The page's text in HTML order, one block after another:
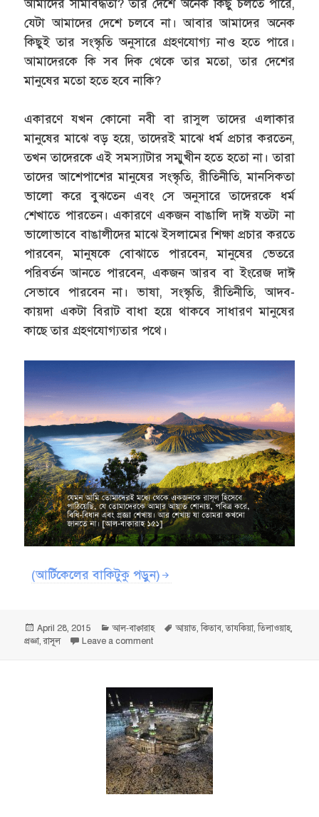
আমাদের সীমাবদ্ধতা? তার দেশে অনেক কিছু চলতে পারে,
যেটা আমাদের দেশে চলবে না। আবার আমাদের অনেক
কিছুই তার সংস্কৃতি অনুসারে গ্রহণযোগ্য নাও হতে পারে।
আমাদেরকে কি সব দিক থেকে তার মতো, তার দেশের
মানুষের মতো হতে হবে নাকি?
একারণে যখন কোনো নবী বা রাসুল তাদের এলাকার
মানুষের মাঝে বড় হয়ে, তাদেরই মাঝে ধর্ম প্রচার করতেন,
তখন তাদেরকে এই সমস্যাটার সম্মুখীন হতে হতো না। তারা
তাদের আশেপাশের মানুষের সংস্কৃতি, রীতিনীতি, মানসিকতা
ভালো করে বুঝতেন এবং সে অনুসারে তাদেরকে ধর্ম
শেখাতে পারতেন। একারণে একজন বাঙালি দাঈ যতটা না
ভালোভাবে বাঙালীদের মাঝে ইসলামের শিক্ষা প্রচার করতে
পারবেন, মানুষকে বোঝাতে পারবেন, মানুষের ভেতরে
পরিবর্তন আনতে পারবেন, একজন আরব বা ইংরেজ দাঈ
সেভাবে পারবেন না। ভাষা, সংস্কৃতি, রীতিনীতি, আদব-
কায়দা একটা বিরাট বাধা হয়ে থাকবে সাধারণ মানুষের
কাছে তার গ্রহণযোগ্যতার পথে।
(আর্টিকেলের বাকিটুকু পড়ুন)
Posted
on
April 28, 2015 Categories
আল-বাক্বারাহ Tags
আয়াত,কিতাব,তাযকিয়া,তিলাওয়াহ,
প্রজ্ঞা,রাসূল Leave a commenton আর শেখায় যা তোমরা কখনো জানতে না — আল-